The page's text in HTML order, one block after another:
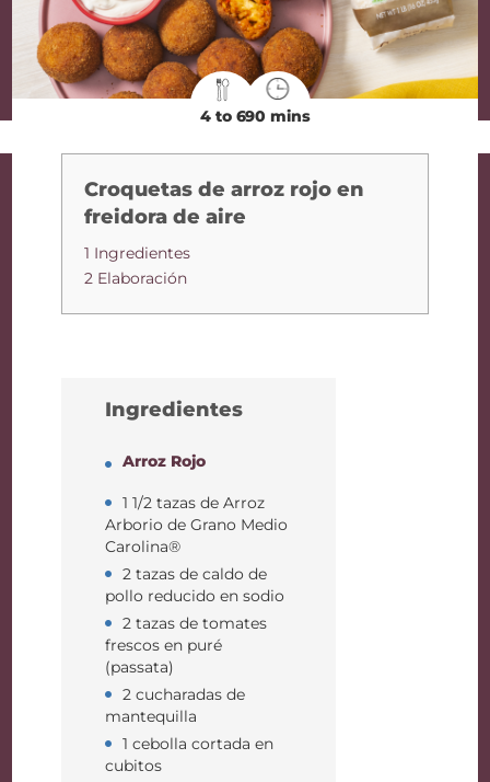
4 to 690 mins
Croquetas de arroz rojo en
freidora de aire
1 Ingredientes
2 Elaboración
Ingredientes
Arroz Rojo
1 1/2 tazas de Arroz
Arborio de Grano Medio
Carolina®
2 tazas de caldo de
pollo reducido en sodio
2 tazas de tomates
frescos en puré
(passata)
2 cucharadas de
mantequilla
1 cebolla cortada en
cubitos